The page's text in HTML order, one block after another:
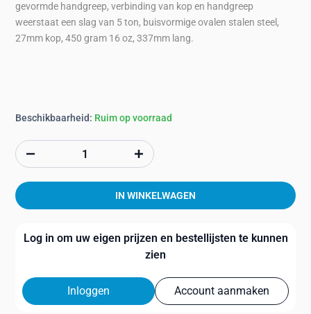
gevormde handgreep, verbinding van kop en handgreep
weerstaat een slag van 5 ton, buisvormige ovalen stalen steel,
27mm kop, 450 gram 16 oz, 337mm lang.
Beschikbaarheid: Ruim op voorraad
IN WINKELWAGEN
Log in om uw eigen prijzen en bestellijsten te kunnen
zien
Inloggen Account aanmaken